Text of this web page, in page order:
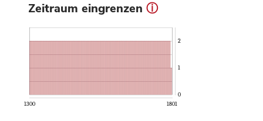
Zeitraum eingrenzen ⓘ
1300 1801
0
1
2